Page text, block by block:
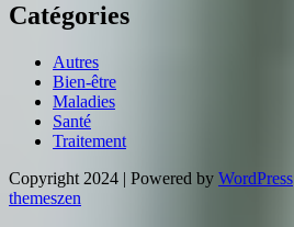
Catégories
Autres
Bien-être
Maladies
Santé
Traitement
Copyright 2024 | Powered by WordPress
themeszen